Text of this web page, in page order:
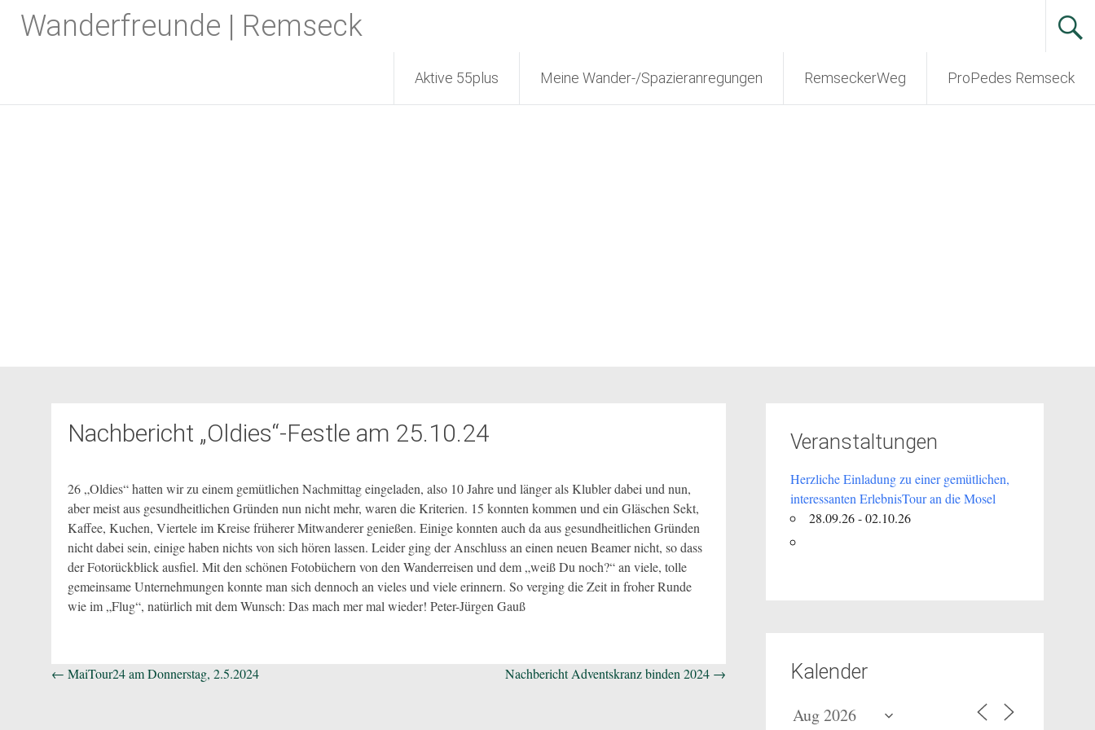
InhaltWanderfreunde | Remseck
Aktive 55plus Meine Wander-/Spazieranregungen RemseckerWeg ProPedes Remseck
Nachbericht „Oldies“-Festle am 25.10.24
26 „Oldies“ hatten wir zu einem gemütlichen Nachmittag eingeladen, also 10 Jahre und länger als Klubler dabei und nun,
aber meist aus gesundheitlichen Gründen nun nicht mehr, waren die Kriterien. 15 konnten kommen und ein Gläschen Sekt,
Kaffee, Kuchen, Viertele im Kreise früherer Mitwanderer genießen. Einige konnten auch da aus gesundheitlichen Gründen
nicht dabei sein, einige haben nichts von sich hören lassen. Leider ging der Anschluss an einen neuen Beamer nicht, so dass
der Fotorückblick ausfiel. Mit den schönen Fotobüchern von den Wanderreisen und dem „weiß Du noch?“ an viele, tolle
gemeinsame Unternehmungen konnte man sich dennoch an vieles und viele erinnern. So verging die Zeit in froher Runde
wie im „Flug“, natürlich mit dem Wunsch: Das mach mer mal wieder! Peter-Jürgen Gauß
Beitragsnavigation
← MaiTour24 am Donnerstag, 2.5.2024 Nachbericht Adventskranz binden 2024 →
Veranstaltungen
Herzliche Einladung zu einer gemütlichen,
interessanten ErlebnisTour an die Mosel
28.09.26 - 02.10.26
Kalender